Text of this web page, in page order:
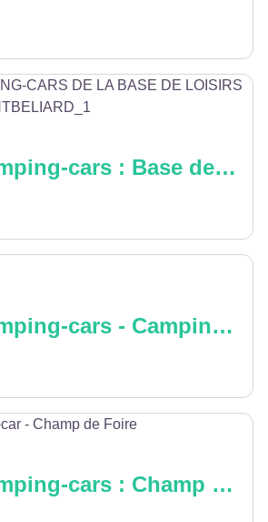
DE LA BASE DE LOISIRS DU PAYS DE
Aire de camping-cars : Base de loisirs
Aire de camping-cars - Camping des Grands Ansanges
de Foire - Pays de Montbéliard Tourisme
Aire de camping-cars : Champ de Foire